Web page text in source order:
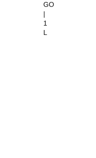
GO
|
1
L